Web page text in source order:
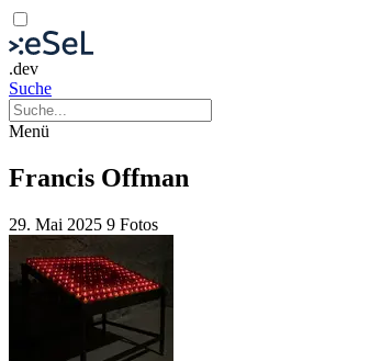
.dev
Suche
Menü
Francis Offman
29. Mai 2025 9 Fotos